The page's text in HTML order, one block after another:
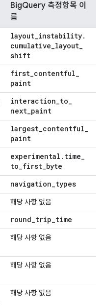
BigQuery 측정항목 이
름
layout_instability.
cumulative_layout_
shift
first_contentful_
paint
interaction_to_
next_paint
largest_contentful_
paint
experimental . time_
to_first_byte
navigation_types
해당 사항 없음
round_trip_time
해당 사항 없음
해당 사항 없음
해당 사항 없음